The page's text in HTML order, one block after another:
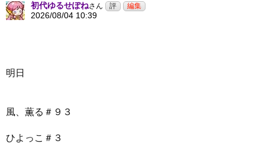
初代ゆるせぽねさん
2026/08/04 10:39
明日
風、薫る＃９３
ひよっこ＃３